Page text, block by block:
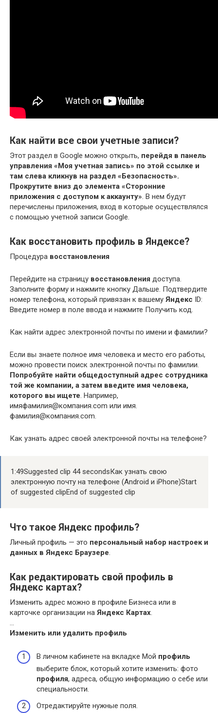
Как найти все свои учетные записи?
Этот раздел в Google можно открыть, перейдя в панель
управления «Моя учетная запись» по этой ссылке и
там слева кликнув на раздел «Безопасность».
Прокрутите вниз до элемента «Сторонние
приложения с доступом к аккаунту». В нем будут
перечислены приложения, вход в которые осуществлялся
с помощью учетной записи Google.
Как восстановить профиль в Яндексе?
Процедура восстановления
Перейдите на страницу восстановления доступа.
Заполните форму и нажмите кнопку Дальше. Подтвердите
номер телефона, который привязан к вашему Яндекс ID:
Введите номер в поле ввода и нажмите Получить код.
Как найти адрес электронной почты по имени и фамилии?
Если вы знаете полное имя человека и место его работы,
можно провести поиск электронной почты по фамилии.
Попробуйте найти общедоступный адрес сотрудника
той же компании, а затем введите имя человека,
которого вы ищете. Например,
имяфамилия@компания.com или имя.
фамилия@компания.com.
Как узнать адрес своей электронной почты на телефоне?
1:49Suggested clip 44 secondsКак узнать свою
электронную почту на телефоне (Android и iPhone)Start
of suggested clipEnd of suggested clip
Что такое Яндекс профиль?
Личный профиль — это персональный набор настроек и
данных в Яндекс Браузере.
Как редактировать свой профиль в
Яндекс картах?
Изменить адрес можно в профиле Бизнеса или в
карточке организации на Яндекс Картах.
…
Изменить или удалить профиль
В личном кабинете на вкладке Мой профиль
выберите блок, который хотите изменить: фото
профиля, адреса, общую информацию о себе или
специальности.
Отредактируйте нужные поля.